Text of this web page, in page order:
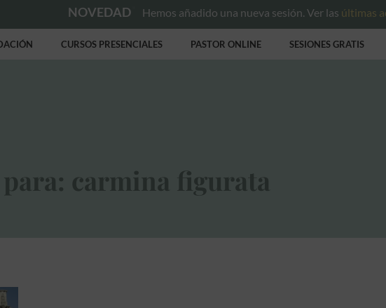
NOVEDAD Hemos añadido una nueva sesión. Ver las últimas
CURSOS PRESENCIALES PASTOR ONLINE SESIONES GRATIS
carmina figurata